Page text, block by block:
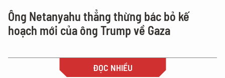
Ông Netanyahu thẳng thừng bác bỏ kế
hoạch mới của ông Trump về Gaza
ĐỌC NHIỀU